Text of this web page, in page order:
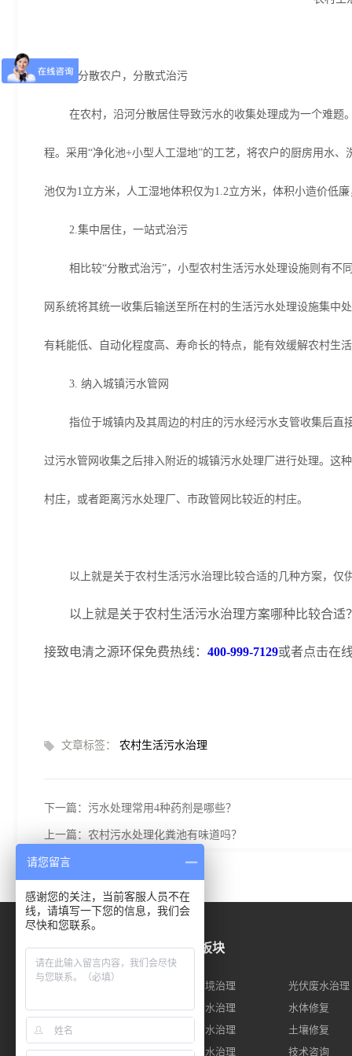
1.分散农户，分散式治污
在农村，沿河分散居住导致污水的收集处理成为一个难题
程。采用“净化池+小型人工湿地”的工艺，将农户的厨房用水
池仅为1立方米，人工湿地体积仅为1.2立方米，体积小造价低
2.集中居住，一站式治污
相比较“分散式治污”，小型农村生活污水处理设施则有不
网系统将其统一收集后输送至所在村的生活污水处理设施集中
有耗能低、自动化程度高、寿命长的特点，能有效缓解农村生
3. 纳入城镇污水管网
指位于城镇内及其周边的村庄的污水经污水支管收集后
过污水管网收集之后排入附近的城镇污水处理厂进行处理。这
村庄，或者距离污水处理厂、市政管网比较近的村庄。
以上就是关于农村生活污水治理比较合适的几种方案，仅
以上就是关于农村生活污水治理方案哪种比较合
接致电清之源环保免费热线： 400-999-7129或者点击在
文章标签： 农村生活污水治理
下一篇：污水处理常用4种药剂是哪些？
上一篇：农村污水处理化粪池有味道吗？
关于我们
荣誉资质
企业面貌
业务板块
农村环境治理
屠宰废水治理
制药废水治理
医疗废水治理
光伏废水治理
水体修复
土壤修复
技术咨询
请您留言
感谢您的关注，当前客服人员不在
线，请填写一下您的信息，我们会
尽快和您联系。